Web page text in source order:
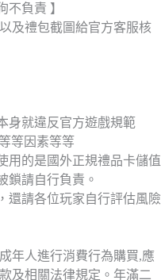
不負責 】
及禮包截圖給官方客服核
身就違反官方遊戲規範
等因素等等
用的是國外正規禮品卡儲值
鎖請自行負責。
還請各位玩家自行評估風險
年人進行消費行為購買,應
及相關法律規定。年滿二